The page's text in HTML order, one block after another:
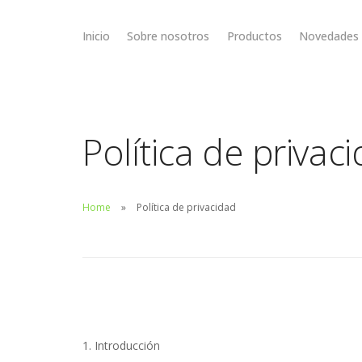
Inicio Sobre nosotros Productos Novedades
Política de
Home Política de privacidad
1. Introducción